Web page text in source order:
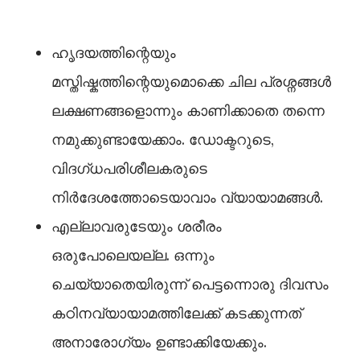
ഹൃദയത്തിന്റെയും
മസ്തിഷ്കത്തിന്റെയുമൊക്കെ ചില പ്രശ്നങ്ങള്‍
ലക്ഷണങ്ങളൊന്നും കാണിക്കാതെ തന്നെ
നമുക്കുണ്ടായേക്കാം. ഡോക്ടറുടെ,
വിദഗ്ധപരിശീലകരുടെ
നിർദേശത്തോടെയാവാം വ്യായാമങ്ങള്‍.
എല്ലാവരുടേയും ശരീരം
ഒരുപോലെയല്ല. ഒന്നും
ചെയ്യാതെയിരുന്ന് പെട്ടന്നൊരു ദിവസം
കഠിനവ്യായാമത്തിലേക്ക് കടക്കുന്നത്
അനാരോഗ്യം ഉണ്ടാക്കിയേക്കും.